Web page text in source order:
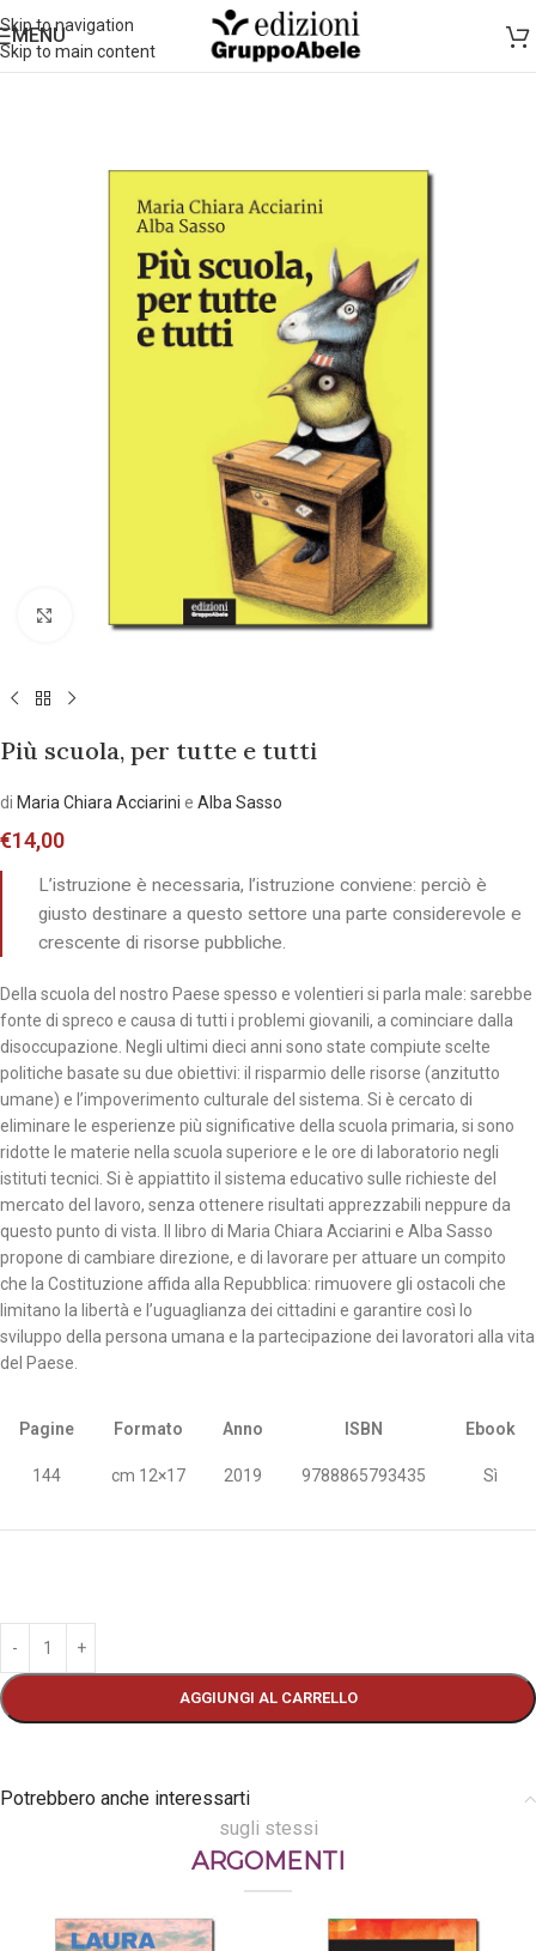
Skip to navigation
Skip to main content
MENU
Allarga l'immagine
Più scuola, per tutte e tutti
di Maria Chiara Acciarini e Alba Sasso
€14,00
L’istruzione è necessaria, l’istruzione conviene: perciò è
giusto destinare a questo settore una parte considerevole e
crescente di risorse pubbliche.
Della scuola del nostro Paese spesso e volentieri si parla male: sarebbe
fonte di spreco e causa di tutti i problemi giovanili, a cominciare dalla
disoccupazione. Negli ultimi dieci anni sono state compiute scelte
politiche basate su due obiettivi: il risparmio delle risorse (anzitutto
umane) e l’impoverimento culturale del sistema. Si è cercato di
eliminare le esperienze più significative della scuola primaria, si sono
ridotte le materie nella scuola superiore e le ore di laboratorio negli
istituti tecnici. Si è appiattito il sistema educativo sulle richieste del
mercato del lavoro, senza ottenere risultati apprezzabili neppure da
questo punto di vista. Il libro di Maria Chiara Acciarini e Alba Sasso
propone di cambiare direzione, e di lavorare per attuare un compito
che la Costituzione affida alla Repubblica: rimuovere gli ostacoli che
limitano la libertà e l’uguaglianza dei cittadini e garantire così lo
sviluppo della persona umana e la partecipazione dei lavoratori alla vita
del Paese.
Pagine
144
Formato
cm 12×17
Anno
2019
ISBN
9788865793435
Ebook
Sì
AGGIUNGI AL CARRELLO
Potrebbero anche interessarti
sugli stessi
ARGOMENTI